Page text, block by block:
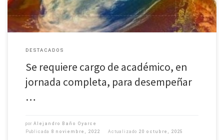
DESTACADOS
Se requiere cargo de académico, en
jornada completa, para desempeñar
…
por Alejandro Baño Oyarce
Publicada 8 noviembre, 2022 Actualizado 20 octubre, 2025